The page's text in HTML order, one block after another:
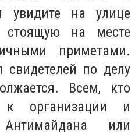
на улице
на месте
приметами.
свидетелей по делу
Всем, кто
организации и
или